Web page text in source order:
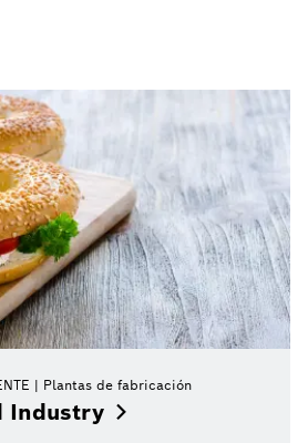
Plantas de fabricación
Industry